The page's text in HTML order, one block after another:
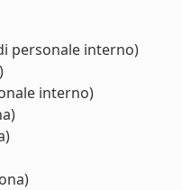
personale interno)
interno)